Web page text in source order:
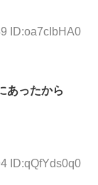
ID:oa7cIbHA0
あったから
ID:qQfYds0q0